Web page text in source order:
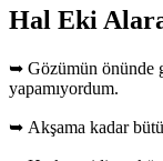
Hal Eki
➥ Gözümün önünde
yapamıyordum.
➥ Akşama kadar